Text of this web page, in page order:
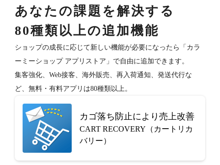
あなたの課題を解決する
80種類以上の追加機能
ショップの成長に応じて新しい機能が必要になったら「カラ
ーミーショップ アプリストア」で自由に追加できます。
集客強化、Web接客、海外販売、再入荷通知、発送代行な
ど、無料・有料アプリは80種類以上。
カゴ落ち防止により売上改善
CART RECOVERY（カートリカ
バリー）